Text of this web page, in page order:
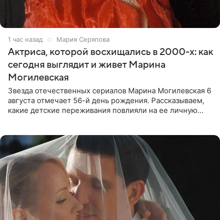
1 час назад Мария Серяпова
Актриса, которой восхищались в 2000-х: как
сегодня выглядит и живет Марина
Могилевская
Звезда отечественных сериалов Марина Могилевская 6
августа отмечает 56-й день рождения. Рассказываем,
какие детские переживания повлияли на ее личную